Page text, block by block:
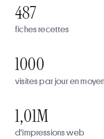
487
fiches recettes
1000
visites par jour en
1,01M
d'impressions web